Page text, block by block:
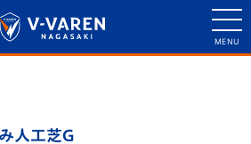
人工芝G